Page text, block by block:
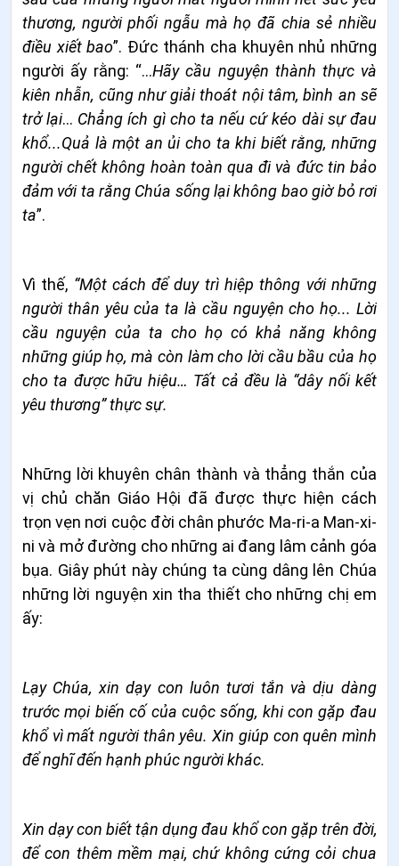
thương, người phối ngẫu mà họ đã chia sẻ nhiều
điều xiết bao”. Đức thánh cha khuyên nhủ những
người ấy rằng: “…Hãy cầu nguyện thành thực và
kiên nhẫn, cũng như giải thoát nội tâm, bình an sẽ
trở lại… Chẳng ích gì cho ta nếu cứ kéo dài sự đau
khổ...Quả là một an ủi cho ta khi biết rằng, những
người chết không hoàn toàn qua đi và đức tin bảo
đảm với ta rằng Chúa sống lại không bao giờ bỏ rơi
ta”.
Vì thế, “Một cách để duy trì hiệp thông với những
người thân yêu của ta là cầu nguyện cho họ... Lời
cầu nguyện của ta cho họ có khả năng không
những giúp họ, mà còn làm cho lời cầu bầu của họ
cho ta được hữu hiệu… Tất cả đều là “dây nối kết
yêu thương” thực sự.
Những lời khuyên chân thành và thẳng thắn của
vị chủ chăn Giáo Hội đã được thực hiện cách
trọn vẹn nơi cuộc đời chân phước Ma-ri-a Man-xi-
ni và mở đường cho những ai đang lâm cảnh góa
bụa. Giây phút này chúng ta cùng dâng lên Chúa
những lời nguyện xin tha thiết cho những chị em
ấy:
Lạy Chúa, xin dạy con luôn tươi tắn và dịu dàng
trước mọi biến cố của cuộc sống, khi con gặp đau
khổ vì mất người thân yêu. Xin giúp con quên mình
để nghĩ đến hạnh phúc người khác.
Xin dạy con biết tận dụng đau khổ con gặp trên đời,
để con thêm mềm mại, chứ không cứng cỏi chua